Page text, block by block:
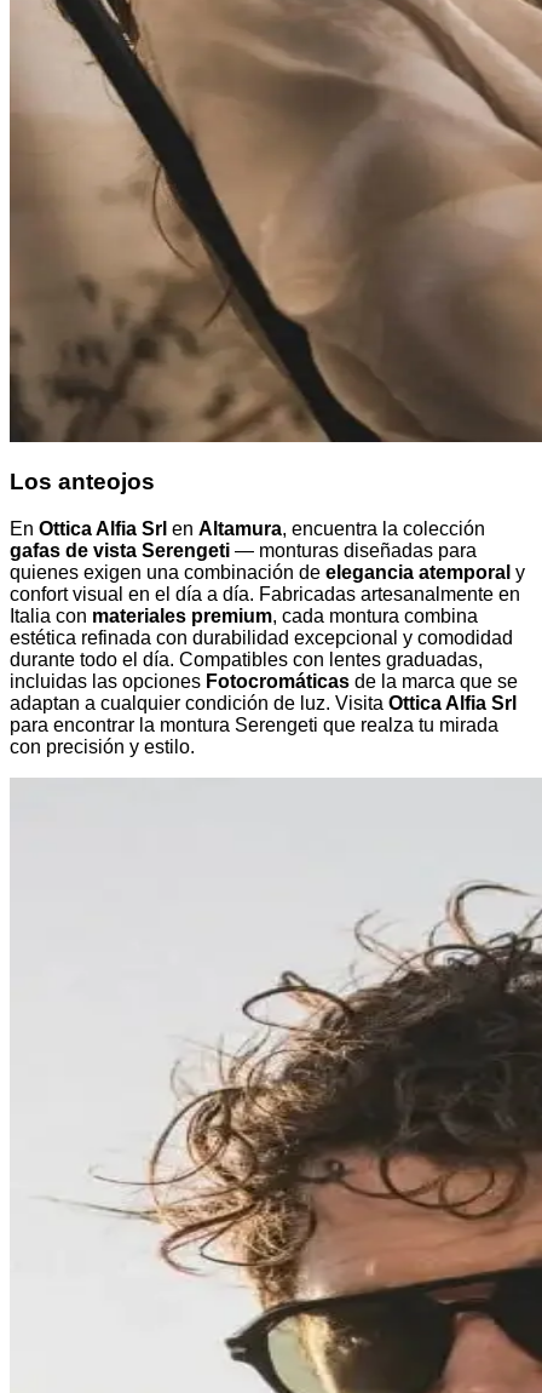
Los anteojos
En Ottica Alfia Srl en Altamura, encuentra la colección
gafas de vista Serengeti — monturas diseñadas para
quienes exigen una combinación de elegancia atemporal y
confort visual en el día a día. Fabricadas artesanalmente en
Italia con materiales premium, cada montura combina
estética refinada con durabilidad excepcional y comodidad
durante todo el día. Compatibles con lentes graduadas,
incluidas las opciones Fotocromáticas de la marca que se
adaptan a cualquier condición de luz. Visita Ottica Alfia Srl
para encontrar la montura Serengeti que realza tu mirada
con precisión y estilo.